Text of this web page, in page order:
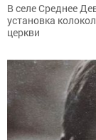
В селе Среднее
установка
церкви